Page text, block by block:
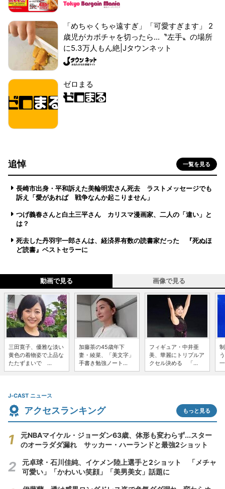
「めちゃくちゃ遠すぎ」「可愛すぎます」 2
歳児がカボチャを切ったら...〝左手〟の場所
に5.3万人もん絶|Jタウンネット
ゼロまる
追悼 一覧を見る
長崎市出身・平和訴えた美輪明宏さん死去 ラストメッセージでも
訴え「愛があれば 戦争なんか起こりません」
つげ義春さんと白土三平さん カリスマ漫画家、二人の「違い」と
は？
死去した丹羽宇一郎さんは、経済界有数の読書家だった 『死ぬほ
ど読書』ベストセラーに
動画で見る 画像で見る
三田寛子、優雅な淡い
黄色の着物姿で上品な
たたずまいで ...
加藤茶の45歳年下
妻・綾菜、「美文字」
手書き勉強ノート...
フィギュア・中井亜
美、華麗にトリプルア
クセル決める 「...
J-CAST ニュース
アクセスランキング もっと見る
元NBAマイケル・ジョーダン63歳、体形も変わらず...スター
のオーラダダ漏れ サッカー・ハーランドと最強2ショット
元卓球・石川佳純、イケメン陸上選手と2ショット 「メチャ
可愛い」「かわいい笑顔」「美男美女」話題に